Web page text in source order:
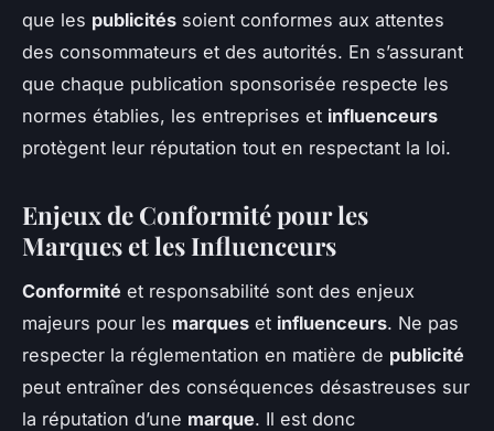
que les publicités soient conformes aux attentes
des consommateurs et des autorités. En s’assurant
que chaque publication sponsorisée respecte les
normes établies, les entreprises et influenceurs
protègent leur réputation tout en respectant la loi.
Enjeux de Conformité pour les
Marques et les Influenceurs
Conformité et responsabilité sont des enjeux
majeurs pour les marques et influenceurs. Ne pas
respecter la réglementation en matière de publicité
peut entraîner des conséquences désastreuses sur
la réputation d’une marque. Il est donc